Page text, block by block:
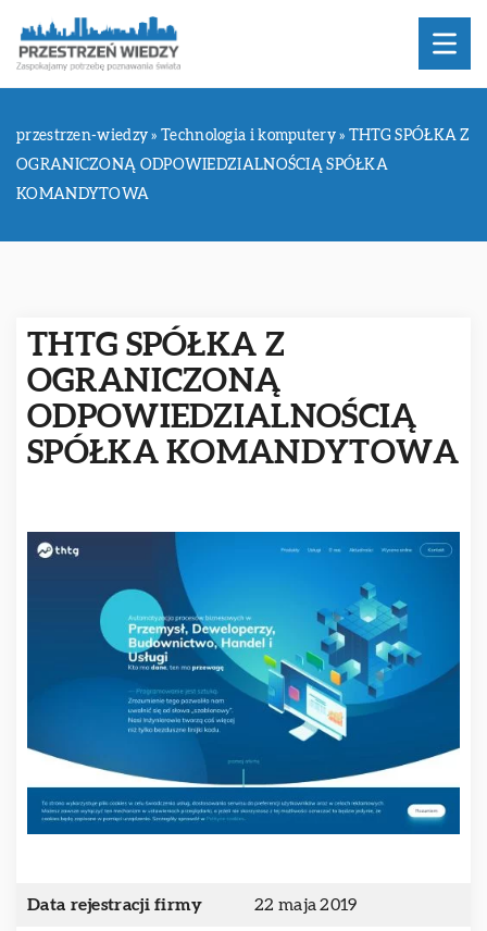
przestrzen-wiedzy »Technologia i komputery» THTG SPÓŁKA Z
OGRANICZONĄ ODPOWIEDZIALNOŚCIĄ SPÓŁKA
KOMANDYTOWA
THTG SPÓŁKA Z
OGRANICZONĄ
ODPOWIEDZIALNOŚCIĄ
SPÓŁKA KOMANDYTOWA
Data rejestracji firmy 22 maja 2019